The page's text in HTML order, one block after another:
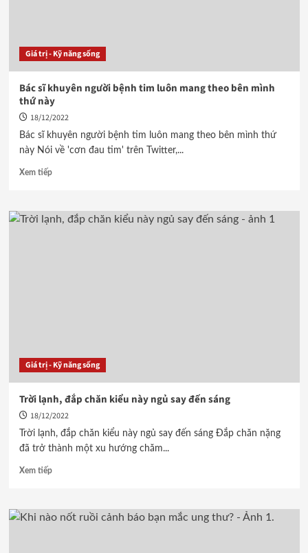
Giá trị - Kỹ năng sống
Bác sĩ khuyên người bệnh tim luôn mang theo bên mình
thứ này
18/12/2022
Bác sĩ khuyên người bệnh tim luôn mang theo bên mình thứ
này Nói về 'cơn đau tim' trên Twitter,...
Xem tiếp
Giá trị - Kỹ năng sống
Trời lạnh, đắp chăn kiểu này ngủ say đến sáng
18/12/2022
Trời lạnh, đắp chăn kiểu này ngủ say đến sáng Đắp chăn nặng
đã trở thành một xu hướng chăm...
Xem tiếp